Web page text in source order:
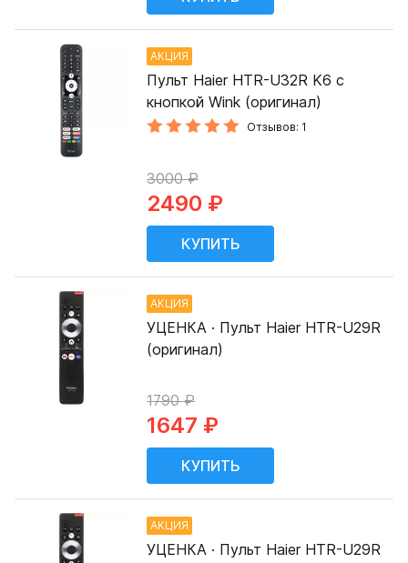
АКЦИЯ
Пульт Haier HTR-U32R K6 с
кнопкой Wink (оригинал)
Отзывов: 1
3000 ₽
2490 ₽
АКЦИЯ
УЦЕНКА · Пульт Haier HTR-U29R
(оригинал)
1790 ₽
1647 ₽
АКЦИЯ
УЦЕНКА · Пульт Haier HTR-U29R